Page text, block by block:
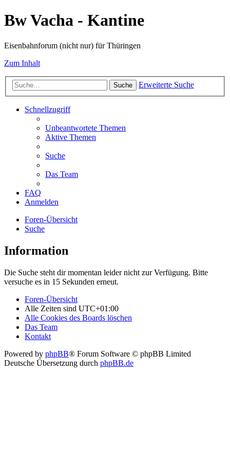
Bw Vacha - Kantine
Eisenbahnforum (nicht nur) für Thüringen
Zum Inhalt
Suche Erweiterte Suche
Schnellzugriff
Unbeantwortete Themen
Aktive Themen
Suche
Das Team
FAQ
Anmelden
Foren-Übersicht
Suche
Information
Die Suche steht dir momentan leider nicht zur Verfügung. Bitte
versuche es in 15 Sekunden erneut.
Foren-Übersicht
Alle Zeiten sind UTC+01:00
Alle Cookies des Boards löschen
Das Team
Kontakt
Powered by phpBB® Forum Software © phpBB Limited
Deutsche Übersetzung durch phpBB.de